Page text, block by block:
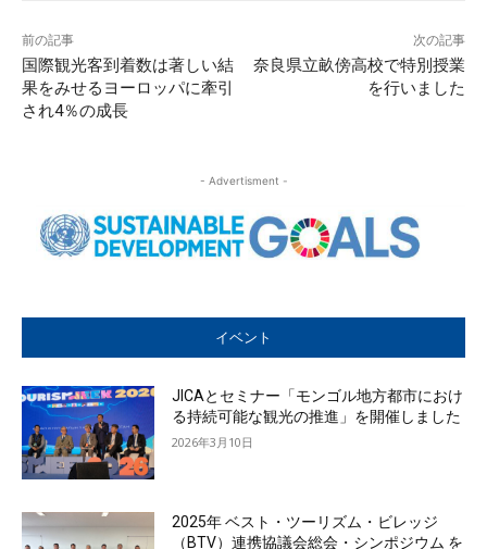
前の記事
国際観光客到着数は著しい結
果をみせるヨーロッパに牽引
され4％の成長
次の記事
奈良県立畝傍高校で特別授業
を行いました
- Advertisment -
イベント
JICAとセミナー「モンゴル地方都市におけ
る持続可能な観光の推進」を開催しました
2026年3月10日
2025年 ベスト・ツーリズム・ビレッジ
（BTV）連携協議会総会・シンポジウム を